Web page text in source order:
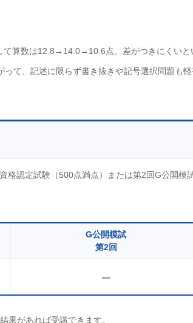
て算数は12.8→14.0→10.6点。差がつきにくいと
て、記述に限らず書き抜きや記号選択問題も
格認定試験（500点満点）または第2回G公開模
G公開模試
第2回
–
果があれば受講できます。